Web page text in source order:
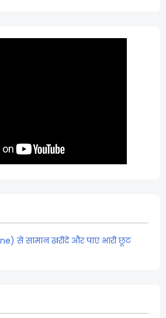
से सामान ख़रीदें और पाए भारी छूट